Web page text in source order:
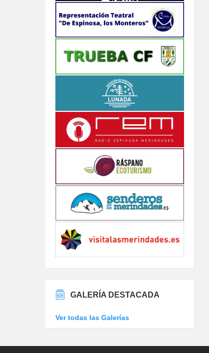
GALERÍA DESTACADA
Ver todas las Galerías